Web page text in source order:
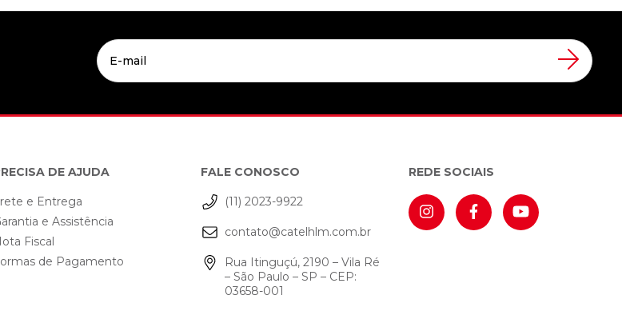
DE AJUDA
e Entrega
e Assistência
Fiscal
de Pagamento
FALE CONOSCO
(11) 2023-9922
contato@catelhlm.com.br
Rua Itinguçú, 2190 – Vila Ré
– São Paulo – SP – CEP:
03658-001
REDE SOCIAIS